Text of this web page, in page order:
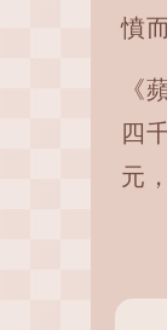
憤
《
四
元